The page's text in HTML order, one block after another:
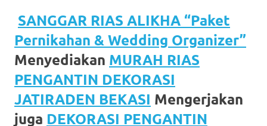
replica
watches.
24
Hours
Online
SANGGAR RIAS ALIKHA “Paket
Pernikahan & Wedding Organizer”
Menyediakan MURAH RIAS
PENGANTIN DEKORASI
JATIRADEN BEKASI Mengerjakan
juga DEKORASI PENGANTIN